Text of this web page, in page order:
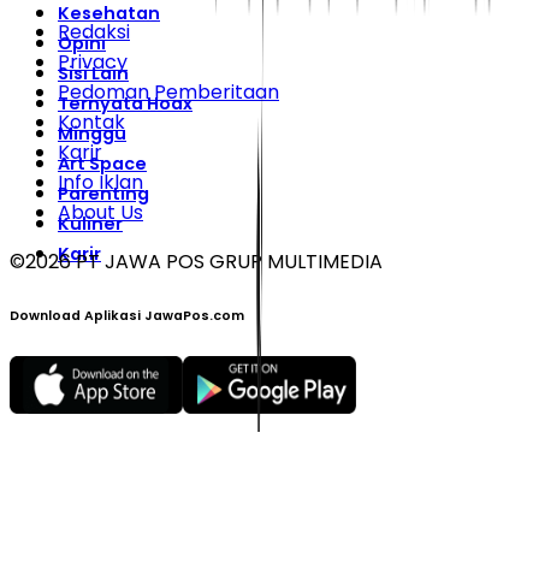
Kesehatan
Opini
Sisi Lain
Ternyata Hoax
Minggu
Art Space
Parenting
Kuliner
Karir
Redaksi
Privacy
Pedoman Pemberitaan
Kontak
Karir
Info Iklan
About Us
©2026PT JAWA POS GRUP MULTIMEDIA
Download Aplikasi JawaPos.com